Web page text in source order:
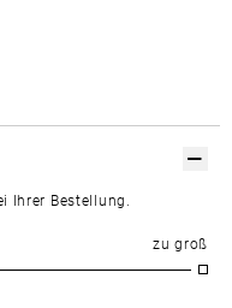
Ihrer Bestellung.
zu groß